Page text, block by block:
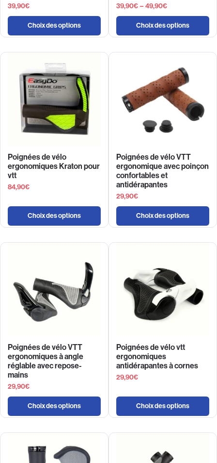
39,90€
Choix des options
39,90€ – 49,90€
Choix des options
Poignées de vélo
ergonomiques Kraton pour
vtt
84,90€
Choix des options
Poignées de vélo VTT
ergonomique avec poinçon
confortables et
antidérapantes
29,90€
Choix des options
Poignées de vélo VTT
ergonomiques à angle
réglable avec repose-
mains
29,90€
Choix des options
Poignées de vélo vtt
ergonomiques
antidérapantes à cornes
29,90€
Choix des options